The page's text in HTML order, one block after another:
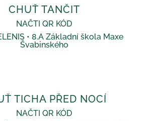
CHUŤ TANČIT
NAČTI QR KÓD
• 8.A Základní škola Maxe
Švabinského
TICHA PŘED NOCÍ
NAČTI QR KÓD